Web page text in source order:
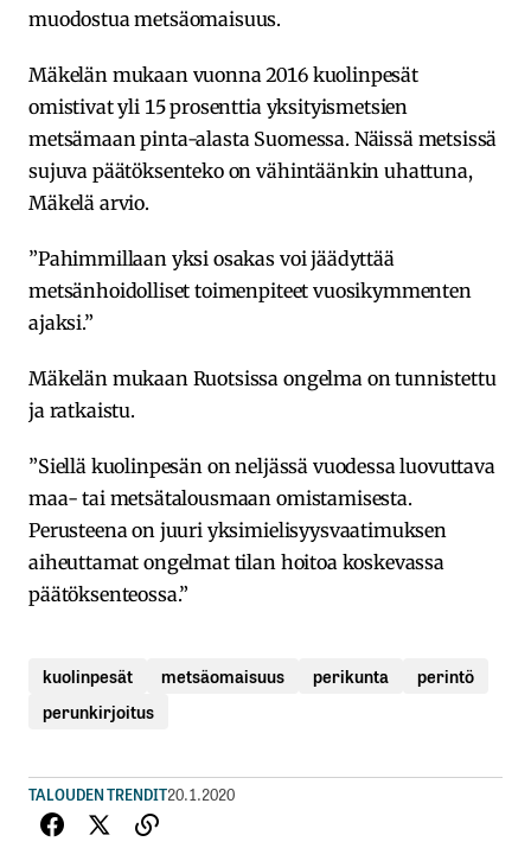
muodostua metsäomaisuus.
Mäkelän mukaan vuonna 2016 kuolinpesät
omistivat yli 15 prosenttia yksityismetsien
metsämaan pinta-alasta Suomessa. Näissä metsissä
sujuva päätöksenteko on vähintäänkin uhattuna,
Mäkelä arvio.
”Pahimmillaan yksi osakas voi jäädyttää
metsänhoidolliset toimenpiteet vuosikymmenten
ajaksi.”
Mäkelän mukaan Ruotsissa ongelma on tunnistettu
ja ratkaistu.
”Siellä kuolinpesän on neljässä vuodessa luovuttava
maa- tai metsätalousmaan omistamisesta.
Perusteena on juuri yksimielisyysvaatimuksen
aiheuttamat ongelmat tilan hoitoa koskevassa
päätöksenteossa.”
kuolinpesät metsäomaisuus perikunta
perintö
perunkirjoitus
TALOUDEN TRENDIT20.1.2020